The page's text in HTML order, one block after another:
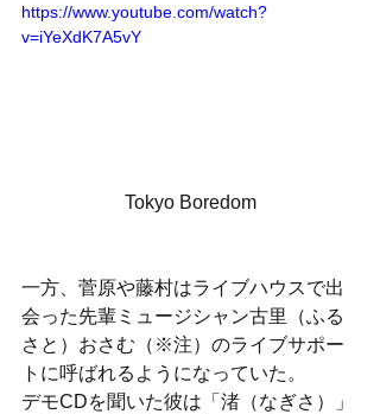
https://www.youtube.com/watch?
v=iYeXdK7A5vY
Tokyo Boredom
一方、菅原や藤村はライブハウスで出
会った先輩ミュージシャン古里（ふる
さと）おさむ（※注）のライブサポー
トに呼ばれるようになっていた。
デモCDを聞いた彼は「渚（なぎさ）」